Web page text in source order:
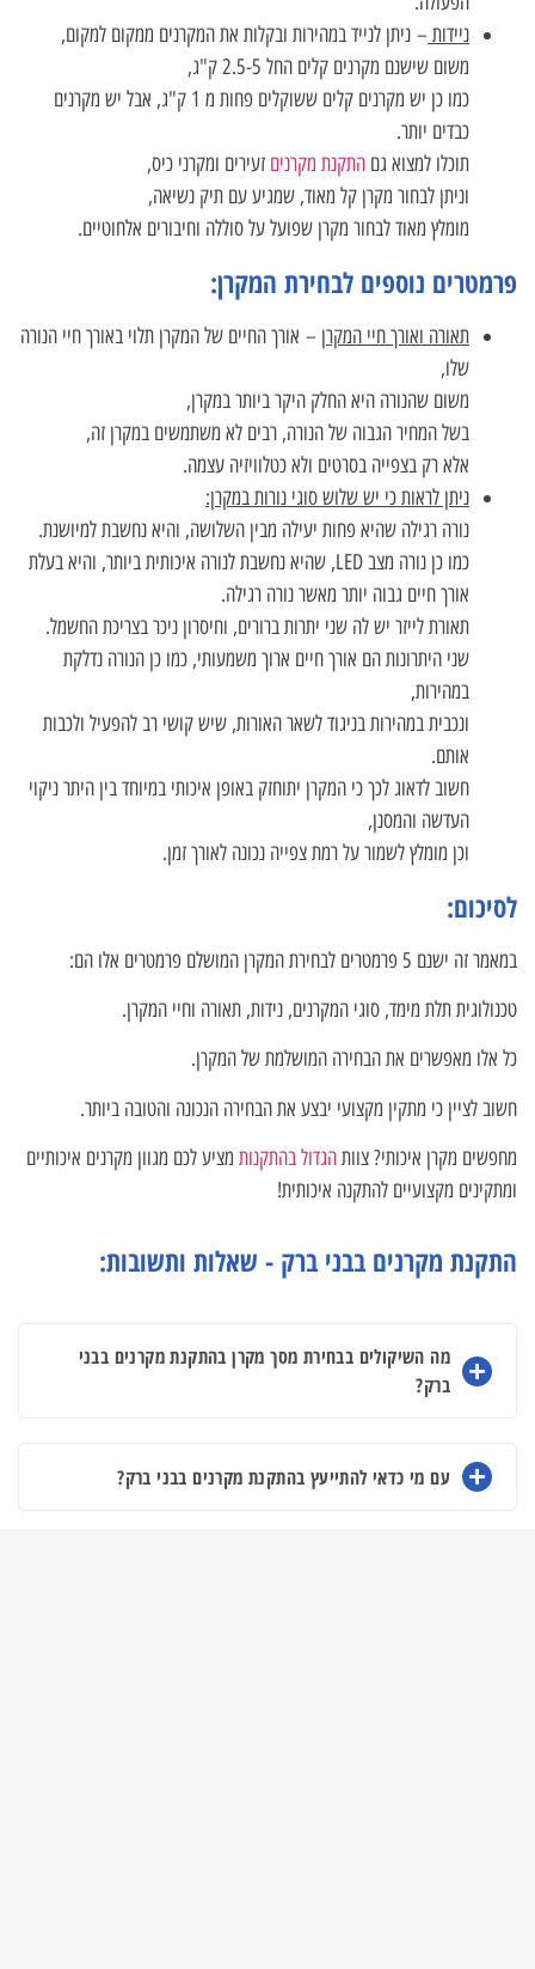
ניידות – ניתן לנייד במהירות ובקלות את המקרנים ממקום למקום,
משום שישנם מקרנים קלים החל 2.5-5 ק"ג,
כמו כן יש מקרנים קלים ששוקלים פחות מ 1 ק"ג, אבל יש מקרנים
כבדים יותר.
תוכלו למצוא גם התקנת מקרנים זעירים ומקרני כיס,
וניתן לבחור מקרן קל מאוד, שמגיע עם תיק נשיאה,
מומלץ מאוד לבחור מקרן שפועל על סוללה וחיבורים אלחוטיים.
פרמטרים נוספים לבחירת המקרן:
תאורה ואורך חיי המקרן – אורך החיים של המקרן תלוי באורך חיי הנורה
שלו,
משום שהנורה היא החלק היקר ביותר במקרן,
בשל המחיר הגבוה של הנורה, רבים לא משתמשים במקרן זה,
אלא רק בצפייה בסרטים ולא כטלוויזיה עצמה.
ניתן לראות כי יש שלוש סוגי נורות במקרן:
נורה רגילה שהיא פחות יעילה מבין השלושה, והיא נחשבת למיושנת.
כמו כן נורה מצב LED, שהיא נחשבת לנורה איכותית ביותר, והיא בעלת
אורך חיים גבוה יותר מאשר נורה רגילה.
תאורת לייזר יש לה שני יתרות ברורים, וחיסרון ניכר בצריכת החשמל.
שני היתרונות הם אורך חיים ארוך משמעותי, כמו כן הנורה נדלקת
במהירות,
ונכבית במהירות בניגוד לשאר האורות, שיש קושי רב להפעיל ולכבות
אותם.
חשוב לדאוג לכך כי המקרן יתוחזק באופן איכותי במיוחד בין היתר ניקוי
העדשה והמסנן,
וכן מומלץ לשמור על רמת צפייה נכונה לאורך זמן.
לסיכום:
במאמר זה ישנם 5 פרמטרים לבחירת המקרן המושלם פרמטרים אלו הם:
טכנולוגית תלת מימד, סוגי המקרנים, נידות, תאורה וחיי המקרן.
כל אלו מאפשרים את הבחירה המושלמת של המקרן.
חשוב לציין כי מתקין מקצועי יבצע את הבחירה הנכונה והטובה ביותר.
מחפשים מקרן איכותי? צוותהגדול בהתקנות מציע לכם מגוון מקרנים איכותיים
ומתקינים מקצועיים להתקנה איכותית!
התקנת מקרנים בבני ברק - שאלות ותשובות:
מה השיקולים בבחירת מסך מקרן בהתקנת מקרנים בבני
ברק?
עם מי כדאי להתייעץ בהתקנת מקרנים בבני ברק?